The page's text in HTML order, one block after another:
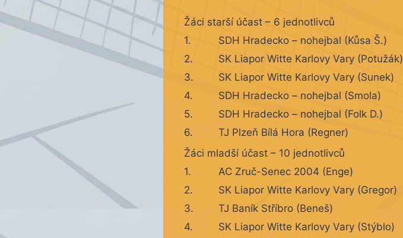
Žáci starší účast – 6 jednotlivců
1.
SDH Hradecko – nohejbal (Kůsa Š.)
2.
SK Liapor Witte Karlovy Vary (Potužák)
3.
SK Liapor Witte Karlovy Vary (Sunek)
4.
SDH Hradecko – nohejbal (Smola)
5.
SDH Hradecko – nohejbal (Folk D.)
6.
TJ Plzeň Bílá Hora (Regner)
Žáci mladší účast – 10 jednotlivců
1.
AC Zruč-Senec 2004 (Enge)
2.
SK Liapor Witte Karlovy Vary (Gregor)
3.
TJ Baník Stříbro (Beneš)
4.
SK Liapor Witte Karlovy Vary (Stýblo)